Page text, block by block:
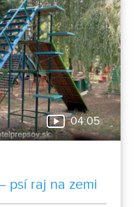
04:05
psí raj na zemi